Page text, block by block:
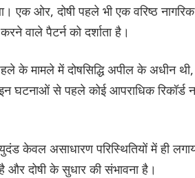
एक ओर, दोषी पहले भी एक वरिष्ठ नागरिक
वाले पैटर्न को दर्शाता है।
के मामले में दोषसिद्धि अपील के अधीन थी,
घटनाओं से पहले कोई आपराधिक रिकॉर्ड
केवल असाधारण परिस्थितियों में ही
और दोषी के सुधार की संभावना है।